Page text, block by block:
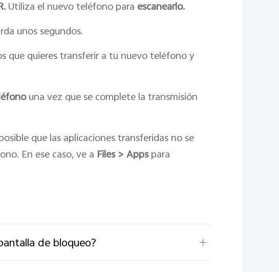
Utiliza el nuevo teléfono para escanearlo.
unos segundos.
que quieres transferir a tu nuevo teléfono y
una vez que se complete la transmisión
que las aplicaciones transferidas no se
En ese caso, ve a Files > Apps para
de bloqueo?